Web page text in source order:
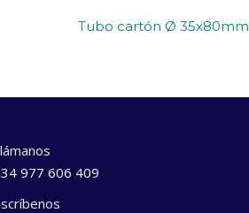
Tubo cartón Ø 35x80mm
977 606 409